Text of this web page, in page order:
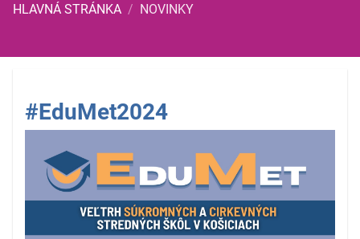
HLAVNÁ STRÁNKA / NOVINKY
#EduMet2024